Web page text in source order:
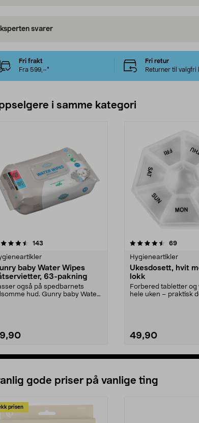
svarer
Fri frakt
Fra 599,–*
Fri retur
Returner til valgfri
i samme kategori
143
baby Water Wipes
63-pakning
også på spedbarnets
hud. Gunry baby Water
4.5 av 5 stjerner 69
Hygieneartikler
Ukesdosett, hvit
lokk
Forbered tabletter og
hele uken – praktisk
49,90
4.5 av 5
gode priser på vanlige ting
prisen